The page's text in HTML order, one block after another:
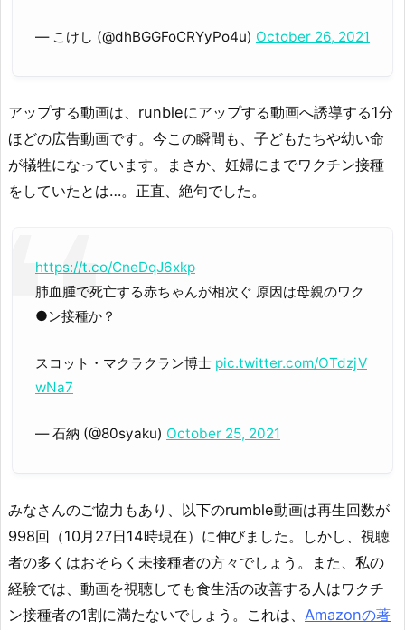
— こけし (@dhBGGFoCRYyPo4u) October 26, 2021
アップする動画は、runbleにアップする動画へ誘導する1分
ほどの広告動画です。今この瞬間も、子どもたちや幼い命
が犠牲になっています。まさか、妊婦にまでワクチン接種
をしていたとは…。正直、絶句でした。
https://t.co/CneDqJ6xkp
肺血腫で死亡する赤ちゃんが相次ぐ 原因は母親のワク
●ン接種か？
スコット・マクラクラン博士 pic.twitter.com/OTdzjV
wNa7
— 石納 (@80syaku) October 25, 2021
みなさんのご協力もあり、以下のrumble動画は再生回数が
998回（10月27日14時現在）に伸びました。しかし、視聴
者の多くはおそらく未接種者の方々でしょう。また、私の
経験では、動画を視聴しても食生活の改善する人はワクチ
ン接種者の1割に満たないでしょう。これは、 Amazonの著